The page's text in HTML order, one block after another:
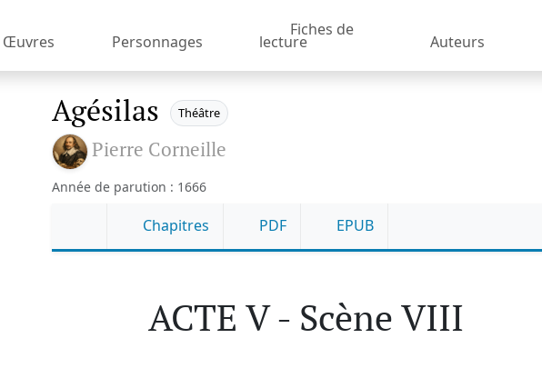
Œuvres Personnages
Fiches de
lecture Auteurs
Agésilas Théâtre
Pierre Corneille
Année de parution : 1666
Chapitres PDF EPUB
ACTE V - Scène VIII